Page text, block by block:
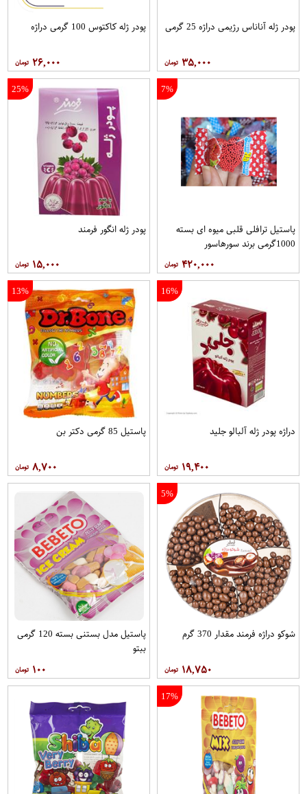
پودر ژله آناناس رژیمی دراژه 25 گرمی
۳۵,۰۰۰
پودر ژله کاکتوس 100 گرمی دراژه
۲۶,۰۰۰
7%
پاستیل ترافلی قلبی میوه ای بسته
1000گرمی برند سورهاسور
۴۲۰,۰۰۰
25%
پودر ژله انگور فرمند
۱۵,۰۰۰
16%
دراژه پودر ژله آلبالو جلید
۱۹,۴۰۰
13%
پاستيل 85 گرمی دکتر بن
۸,۷۰۰
5%
شوکو دراژه فرمند مقدار 370 گرم
۱۸,۷۵۰
پاستیل مدل بستنی بسته 120 گرمی
ببتو
۱۰۰
17%